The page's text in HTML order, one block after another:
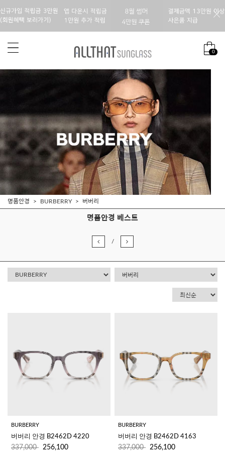
0
명품안경 BURBERRY 버버리
명품안경 베스트
/
BURBERRY
버버리 안경 B2462D 4220
337,000 256,100
BURBERRY
버버리 안경 B2462D 4163
337,000 256,100